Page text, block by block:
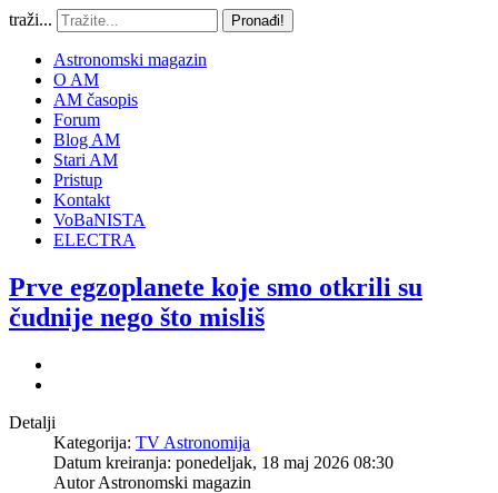
traži... Pronađi!
Astronomski magazin
O AM
AM časopis
Forum
Blog AM
Stari AM
Pristup
Kontakt
VoBaNISTA
ELECTRA
Prve egzoplanete koje smo otkrili su
čudnije nego što misliš
Detalji
Kategorija: TV Astronomija
Datum kreiranja: ponedeljak, 18 maj 2026 08:30
AutorAstronomski magazin